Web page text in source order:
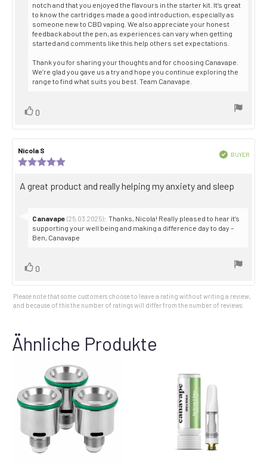
notch and that you enjoyed the flavours in the starter kit. It’s great
to know the cartridges made a good introduction, especially as
someone new to CBD vaping. We also appreciate your honest
feedback about the pen, as experiences can vary when getting
started and comments like this help others set expectations.
Thank you for sharing your thoughts and for choosing Canavape.
We’re glad you gave us a try and hope you continue exploring the
range to find what suits you best. Team Canavape.
Vote
0
Review
author:
Nicola S
date:
out
stars
BUYER
Review
A great product and really helping my anxiety and sleep
Reply
from:
Canavape (25.03.2025): Thanks, Nicola! Really pleased to hear it’s
supporting your well being and making a difference day to day –
Ben, Canavape
Vote
0
Please note that some customers choose to leave a rating without writing a review,
and because of this the number of ratings will differ from the number of reviews.
Ähnliche Produkte